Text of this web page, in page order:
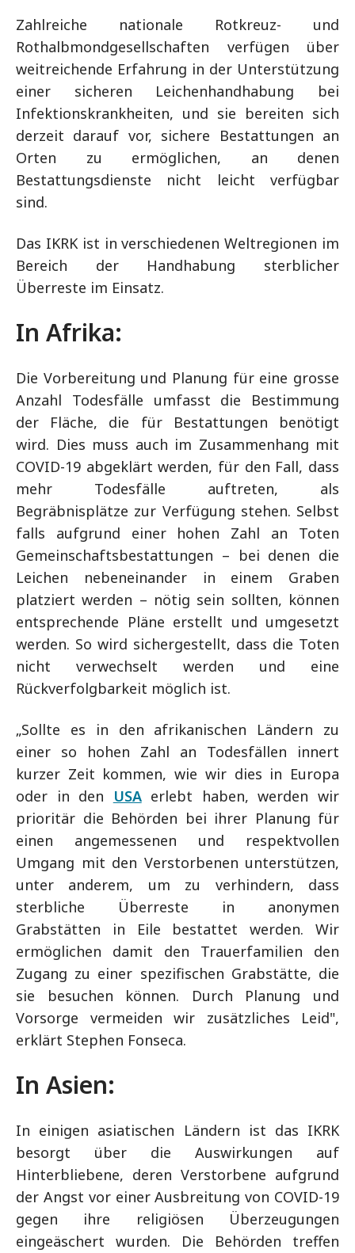
Zahlreiche nationale Rotkreuz- und
Rothalbmondgesellschaften verfügen über
weitreichende Erfahrung in der Unterstützung
einer sicheren Leichenhandhabung bei
Infektionskrankheiten, und sie bereiten sich
derzeit darauf vor, sichere Bestattungen an
Orten zu ermöglichen, an denen
Bestattungsdienste nicht leicht verfügbar
sind.
Das IKRK ist in verschiedenen Weltregionen im
Bereich der Handhabung sterblicher
Überreste im Einsatz.
In Afrika:
Die Vorbereitung und Planung für eine grosse
Anzahl Todesfälle umfasst die Bestimmung
der Fläche, die für Bestattungen benötigt
wird. Dies muss auch im Zusammenhang mit
COVID-19 abgeklärt werden, für den Fall, dass
mehr Todesfälle auftreten, als
Begräbnisplätze zur Verfügung stehen. Selbst
falls aufgrund einer hohen Zahl an Toten
Gemeinschaftsbestattungen – bei denen die
Leichen nebeneinander in einem Graben
platziert werden – nötig sein sollten, können
entsprechende Pläne erstellt und umgesetzt
werden. So wird sichergestellt, dass die Toten
nicht verwechselt werden und eine
Rückverfolgbarkeit möglich ist.
„Sollte es in den afrikanischen Ländern zu
einer so hohen Zahl an Todesfällen innert
kurzer Zeit kommen, wie wir dies in Europa
oder in den USAerlebt haben, werden wir
prioritär die Behörden bei ihrer Planung für
einen angemessenen und respektvollen
Umgang mit den Verstorbenen unterstützen,
unter anderem, um zu verhindern, dass
sterbliche Überreste in anonymen
Grabstätten in Eile bestattet werden. Wir
ermöglichen damit den Trauerfamilien den
Zugang zu einer spezifischen Grabstätte, die
sie besuchen können. Durch Planung und
Vorsorge vermeiden wir zusätzliches Leid",
erklärt Stephen Fonseca.
In Asien:
In einigen asiatischen Ländern ist das IKRK
besorgt über die Auswirkungen auf
Hinterbliebene, deren Verstorbene aufgrund
der Angst vor einer Ausbreitung von COVID-19
gegen ihre religiösen Überzeugungen
eingeäschert wurden. Die Behörden treffen